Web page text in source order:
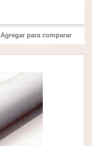
Agregar para comparar